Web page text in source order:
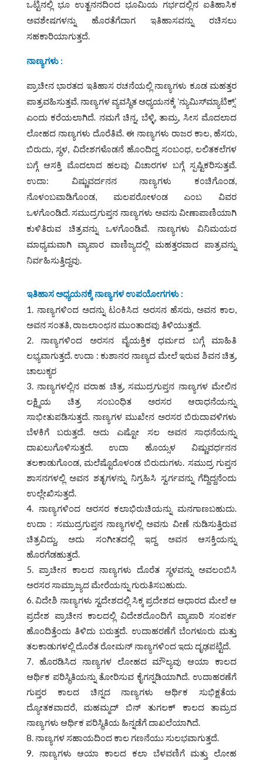
ಒಟ್ಟಿನಲ್ಲಿ ಭೂ ಉತ್ಖನನದಿಂದ ಭೂಮಿಯ ಗರ್ಭದಲ್ಲಿನ ಐತಿಹಾಸಿಕ
ಅವಶೇಷಗಳನ್ನು ಹೊರತೆಗೆದಾಗ ಇತಿಹಾಸವನ್ನು ರಚಿಸಲು
ಸಹಕಾರಿಯಾಗುತ್ತದೆ.
ನಾಣ್ಯಗಳು :
ಪ್ರಾಚೀನ ಭಾರತದ ಇತಿಹಾಸ ರಚನೆಯಲ್ಲಿ ನಾಣ್ಯಗಳು ಕೂಡ ಮಹತ್ತರ
ಪಾತ್ರವಹಿಸುತ್ತವೆ. ನಾಣ್ಯಗಳ ವ್ಯವಸ್ಥಿತ ಅಧ್ಯಯನಕ್ಕೆ ʻನ್ಯುಮಿಸ್‌ಮ್ಯಾಟಿಕ್ಸ್’
ಎಂದು ಕರೆಯಲಾಗಿದೆ. ನಮಗೆ ಚಿನ್ನ, ಬೆಳ್ಳಿ, ತಾಮ್ರ, ಸೀಸ ಮೊದಲಾದ
ಲೋಹದ ನಾಣ್ಯಗಳು ದೊರೆತಿವೆ. ಈ ನಾಣ್ಯಗಳು ರಾಜರ ಕಾಲ, ಹೆಸರು,
ಬಿರುದು, ಸ್ಥಳ, ವಿದೇಶಗಳೊಡನೆ ಹೊಂದಿದ್ದ ಸಂಬಂಧ, ಲಲಿತಕಲೆಗಳ
ಬಗ್ಗೆ ಆಸಕ್ತಿ ಮೊದಲಾದ ಹಲವು ವಿಚಾರಗಳ ಬಗ್ಗೆ ಸ್ಪಷ್ಟಿಕರಿಸುತ್ತವೆ.
ಉದಾ: ವಿಷ್ಣುವರ್ದನನ ನಾಣ್ಯಗಳು ಕಂಚಿಗೊಂಡ,
ನೊಳಂಬವಾಡಿಗೊಂಡ, ಮಲಪರೋಳಂಡ ಎಂಬ ವಿವರ
ಒಳಗೊಂಡಿದೆ. ಸಮುದ್ರಗುಪ್ತನ ನಾಣ್ಯಗಳು ಅವನು ವೀಣಾಪಾಣಿಯಾಗಿ
ಕುಳಿತಿರುವ ಚಿತ್ರವನ್ನು ಒಳಗೊಂಡಿವೆ. ನಾಣ್ಯಗಳು ವಿನಿಮಯದ
ಮಾಧ್ಯಮವಾಗಿ ವ್ಯಾಪಾರ ವಾಣಿಜ್ಯದಲ್ಲಿ ಮಹತ್ತರವಾದ ಪಾತ್ರವನ್ನು
ನಿರ್ವಹಿಸುತ್ತಿದ್ದವು.
ಇತಿಹಾಸ ಅಧ್ಯಯನಕ್ಕೆ ನಾಣ್ಯಗಳ ಉಪಯೋಗಗಳು :
ನಾಣ್ಯಗಳಿಂದ ಅದನ್ನು ಟಂಕಿಸಿದ ಅರಸನ ಹೆಸರು, ಅವನ ಕಾಲ,
ಅವನ ಸಂತತಿ, ರಾಜಲಾಂಛನ ಮುಂತಾದವು ತಿಳಿಯುತ್ತದೆ.
ನಾಣ್ಯಗಳಿಂದ ಅರಸನ ವೈಯಕ್ತಿಕ ಧರ್ಮದ ಬಗ್ಗೆ ಮಾಹಿತಿ
ಲಭ್ಯವಾಗುತ್ತದೆ. ಉದಾ : ಕುಶಾನರ ನಾಣ್ಯದ ಮೇಲೆ ಇರುವ ಶಿವನ ಚಿತ್ರ,
ಚಾಲುಕ್ಯರ
ನಾಣ್ಯಗಳಲ್ಲಿನ ವರಾಹ ಚಿತ್ರ, ಸಮುದ್ರಗುಪ್ತನ ನಾಣ್ಯಗಳ ಮೇಲಿನ
ಲಕ್ಷ್ಮಿಯ ಚಿತ್ರ ಸಂಬಂಧಿತ ಅರಸರ ಆರಾಧನೆಯನ್ನು
ಸಾಭೀತುಪಡಿಸುತ್ತದೆ. ನಾಣ್ಯಗಳ ಮುಖೇನ ಅರಸರ ಬಿರುದಾವಳಿಗಳು
ಬೆಳಕಿಗೆ ಬರುತ್ತದೆ. ಅದು ಎಷ್ಟೋ ಸಲ ಅವನ ಸಾಧನೆಯನ್ನು
ದಾಖಲುಗೊಳಿಸುತ್ತದೆ. ಉದಾ ಹೊಯ್ಸಳ ವಿಷ್ಣುವರ್ಧನನ
ತಲಕಾಡುಗೊಂಡ, ಮಲೆಷ್ಟೊರೊಳಂಡ ಬಿರುದುಗಳು. ಸಮುದ್ರ ಗುಪ್ತನ
ಶಾಸನಗಳಲ್ಲಿ ಅವನ ಶತೃಗಳನ್ನು ನಿಗ್ರಹಿಸಿ ಸ್ವರ್ಗವನ್ನು ಗೆದ್ದಿದ್ದನೆಂದು
ಉಲ್ಲೇಖಿಸುತ್ತದೆ.
ನಾಣ್ಯಗಳಿಂದ ಅರಸರ ಕಲಾಭಿರುಚಿಯನ್ನು ಮನಗಾಣಬಹುದು.
ಉದಾ : ಸಮುದ್ರಗುಪ್ತನ ನಾಣ್ಯಗಳಲ್ಲಿ ಅವನು ವೀಣೆ ನುಡಿಸುತ್ತಿರುವ
ಚಿತ್ರವಿದ್ದು, ಅದು ಸಂಗೀತದಲ್ಲಿ ಇದ್ದ ಅವನ ಆಸಕ್ತಿಯನ್ನು
ಹೊರಗೆಡಹುತ್ತದೆ.
ಪ್ರಾಚೀನ ಕಾಲದ ನಾಣ್ಯಗಳು ದೊರೆತ ಸ್ಥಳವನ್ನು ಅವಲಂಬಿಸಿ
ಅರಸರ ಸಾಮ್ರಾಜ್ಯದ ಮೇರೆಯನ್ನು ಗುರುತಿಸಬಹುದು.
ವಿದೇಶಿ ನಾಣ್ಯಗಳು ಸ್ವದೇಶದಲ್ಲಿ ಸಿಕ್ಕ ಪ್ರದೇಶದ ಆಧಾರದ ಮೇಲೆ ಆ
ಪ್ರದೇಶ ಪ್ರಾಚೀನ ಕಾಲದಲ್ಲಿ ವಿದೇಶದೊಂದಿಗೆ ವ್ಯಾಪಾರಿ ಸಂಪರ್ಕ
ಹೊಂದಿತ್ತೆಂದು ತಿಳಿದು ಬರುತ್ತದೆ. ಉದಾಹರಣೆಗೆ ಬೆಂಗಳೂರು ಮತ್ತು
ತಲಕಾಡುಗಳಲ್ಲಿ ದೊರೆತ ರೋಮನ್ ನಾಣ್ಯಗಳಿಂದ ಇದು ದೃಢಪಟ್ಟಿದೆ.
ಹೊರಡಿಸಿದ ನಾಣ್ಯಗಳ ಲೋಹದ ಮೌಲ್ಯವು ಆಯಾ ಕಾಲದ
ಆರ್ಥಿಕ ಪರಿಸ್ಥಿತಿಯನ್ನು ತೋರಿಸುವ ಕೈಗನ್ನಡಿಯಾಗಿದೆ. ಉದಾಹರಣೆಗೆ
ಗುಪ್ತರ ಕಾಲದ ಚಿನ್ನದ ನಾಣ್ಯಗಳು ಆರ್ಥಿಕ ಸುಭಿಕ್ಷತೆಯ
ದ್ಯೋತಕವಾದರೆ, ಮಹಮ್ಮದ್ ಬಿನ್ ತುಗಲಕ್ ಕಾಲದ ತಾಮ್ರದ
ನಾಣ್ಯಗಳು ಆರ್ಥಿಕ ಪರಿಸ್ಥಿತಿಯ ಹಿನ್ನಡೆಗೆ ದಾಖಲೆಯಾಗಿದೆ.
ನಾಣ್ಯಗಳ ಸಹಾಯದಿಂದ ಕಾಲ ಗಣನೆಯು ಸುಲಭವಾಗುತ್ತದೆ.
ನಾಣ್ಯಗಳು ಆಯಾ ಕಾಲದ ಕಲಾ ಬೆಳವಣಿಗೆ ಮತ್ತು ಲೋಹ